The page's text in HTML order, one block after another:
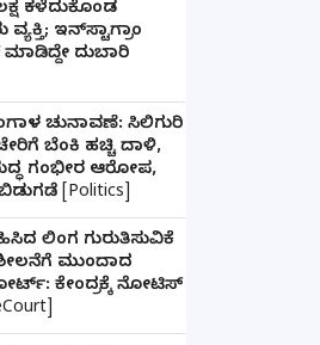
ಕಳೆದುಕೊಂಡ
ಇನ್‌ಸ್ಟಾಗ್ರಾಂ
ದುಬಾರಿ
ಚುನಾವಣೆ: ಸಿಲಿಗುರಿ
ಬೆಂಕಿ ಹಚ್ಚಿ ದಾಳಿ,
ಗಂಭೀರ ಆರೋಪ,
[Politics]
ಲಿಂಗ ಗುರುತಿಸುವಿಕೆ
ಮುಂದಾದ
ಕೇಂದ್ರಕ್ಕೆ ನೋಟಿಸ್